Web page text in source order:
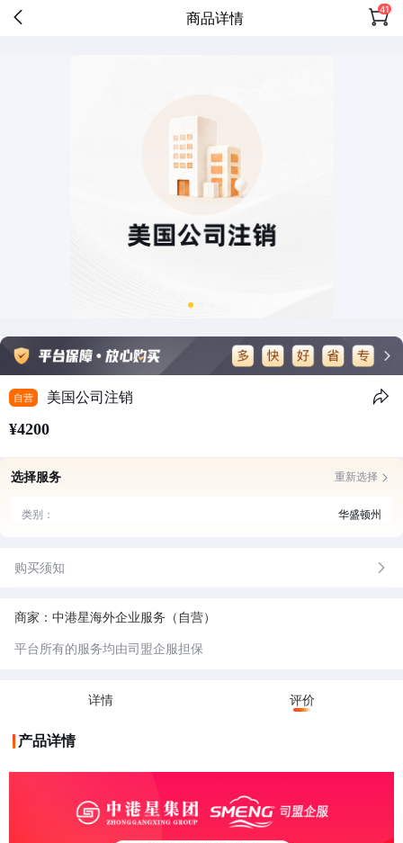
商品详情 41
自营 美国公司注销
¥4200
选择服务 重新选择
类别： 华盛顿州
购买须知
商家：中港星海外企业服务（自营）
平台所有的服务均由司盟企服担保
详情 评价
产品详情